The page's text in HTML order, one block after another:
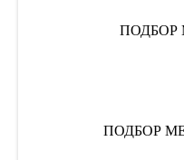
ПОДБОР
ПОДБОР